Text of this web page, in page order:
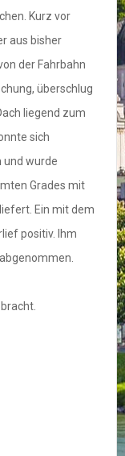
Kurz vor
aus bisher
der Fahrbahn
überschlug
liegend zum
sich
und wurde
Grades mit
Ein mit dem
positiv. Ihm